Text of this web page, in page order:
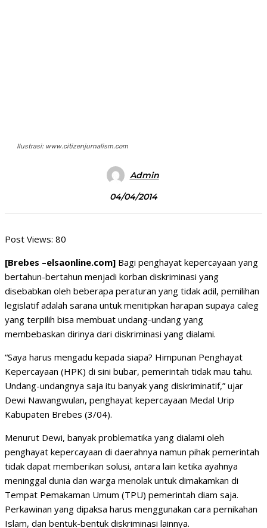
Ilustrasi: www.citizenjurnalism.com
Admin
04/04/2014
Post Views: 80
[Brebes –elsaonline.com] Bagi penghayat kepercayaan yang
bertahun-bertahun menjadi korban diskriminasi yang
disebabkan oleh beberapa peraturan yang tidak adil, pemilihan
legislatif adalah sarana untuk menitipkan harapan supaya caleg
yang terpilih bisa membuat undang-undang yang
membebaskan dirinya dari diskriminasi yang dialami.
“Saya harus mengadu kepada siapa? Himpunan Penghayat
Kepercayaan (HPK) di sini bubar, pemerintah tidak mau tahu.
Undang-undangnya saja itu banyak yang diskriminatif,” ujar
Dewi Nawangwulan, penghayat kepercayaan Medal Urip
Kabupaten Brebes (3/04).
Menurut Dewi, banyak problematika yang dialami oleh
penghayat kepercayaan di daerahnya namun pihak pemerintah
tidak dapat memberikan solusi, antara lain ketika ayahnya
meninggal dunia dan warga menolak untuk dimakamkan di
Tempat Pemakaman Umum (TPU) pemerintah diam saja.
Perkawinan yang dipaksa harus menggunakan cara pernikahan
Islam, dan bentuk-bentuk diskriminasi lainnya.